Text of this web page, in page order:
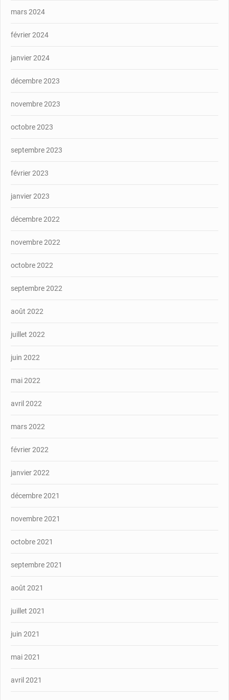
mars 2024
février 2024
janvier 2024
décembre 2023
novembre 2023
octobre 2023
septembre 2023
février 2023
janvier 2023
décembre 2022
novembre 2022
octobre 2022
septembre 2022
août 2022
juillet 2022
juin 2022
mai 2022
avril 2022
mars 2022
février 2022
janvier 2022
décembre 2021
novembre 2021
octobre 2021
septembre 2021
août 2021
juillet 2021
juin 2021
mai 2021
avril 2021